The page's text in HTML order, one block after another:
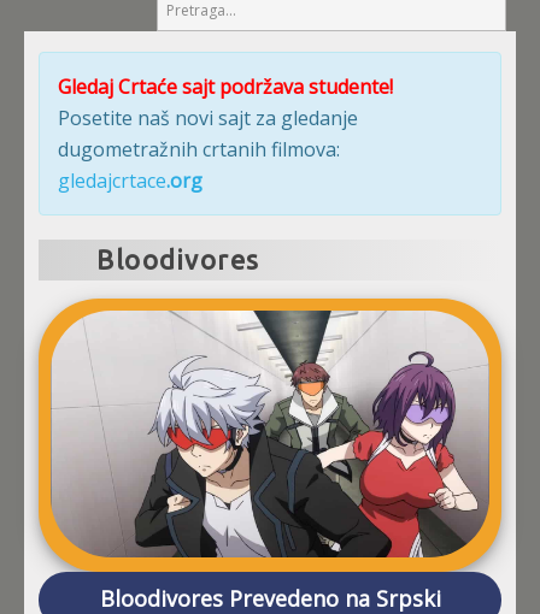
Gledaj Crtaće sajt podržava studente!
Posetite naš novi sajt za gledanje
dugometražnih crtanih filmova:
gledajcrtace.org
Bloodivores
Bloodivores Prevedeno na Srpski